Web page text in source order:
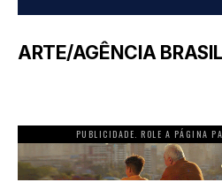
ARTE/AGÊNCIA BRASIL
PUBLICIDADE. ROLE A PÁGINA